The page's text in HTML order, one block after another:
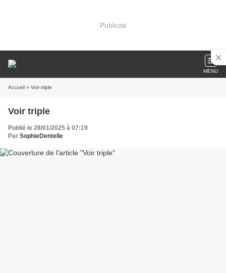
Publicité
MENU
Accueil » Voir triple
Voir triple
Publié le 28/01/2025 à 07:19
Par SophieDentelle